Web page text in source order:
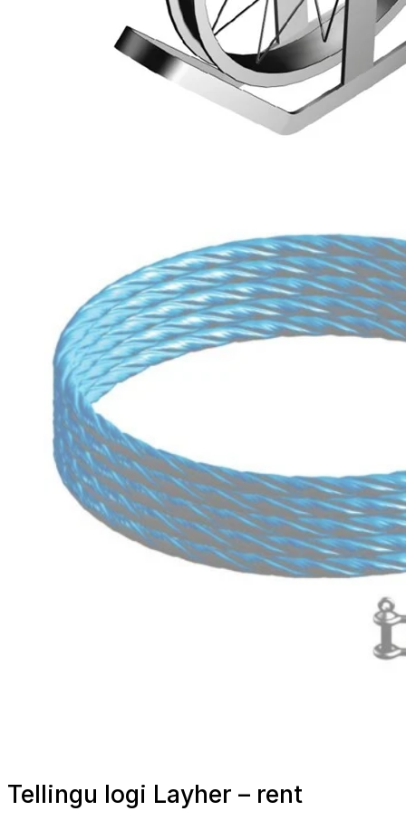
Tellingu logi Layher – rent